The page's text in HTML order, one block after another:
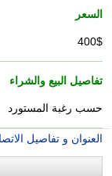
السعر
400$
تفاصيل البيع والشراء
حسب رغبة المستورد
العنوان و تفاصيل